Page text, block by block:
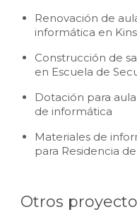
Renovación de
informática en
Construcción de
en Escuela de
Dotación para aula
de informática
Materiales de
para Residencia
Otros